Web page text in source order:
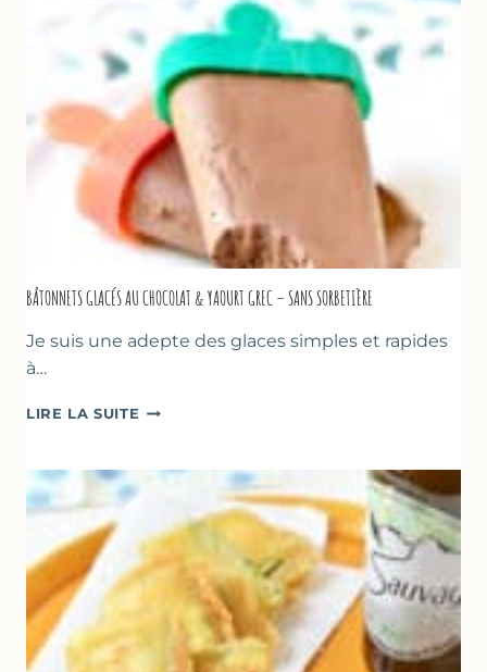
BASILIC
BÂTONNETS GLACÉS AU CHOCOLAT & YAOURT GREC – SANS SORBETIÈRE
Je suis une adepte des glaces simples et rapides
à…
LIRE LA SUITE BÂTONNETS
CHOCOLAT
YAOURT
GREC
–
SANS
SORBETIÈRE